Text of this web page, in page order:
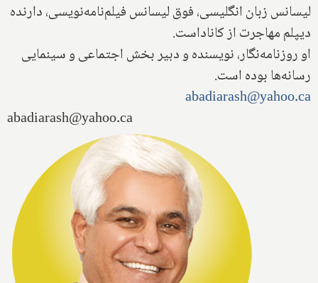
لیسانس زبان انگلیسی، فوق لیسانس فیلم‌نامه‌نویسی، دارنده
دیپلم مهاجرت از کاناداست.
او روزنامه‌نگار، نویسنده و دبیر بخش اجتماعی و سینمایی
رسانه‌ها بوده است.
abadiarash@yahoo.ca
abadiarash@yahoo.ca